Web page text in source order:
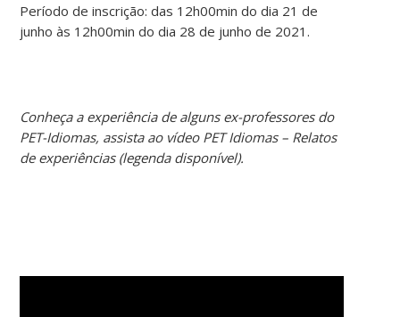
Período de inscrição: das 12h00min do dia 21 de
junho às 12h00min do dia 28 de junho de 2021.
Conheça a experiência de alguns ex-professores do
PET-Idiomas, assista ao vídeo PET Idiomas – Relatos
de experiências (legenda disponível).